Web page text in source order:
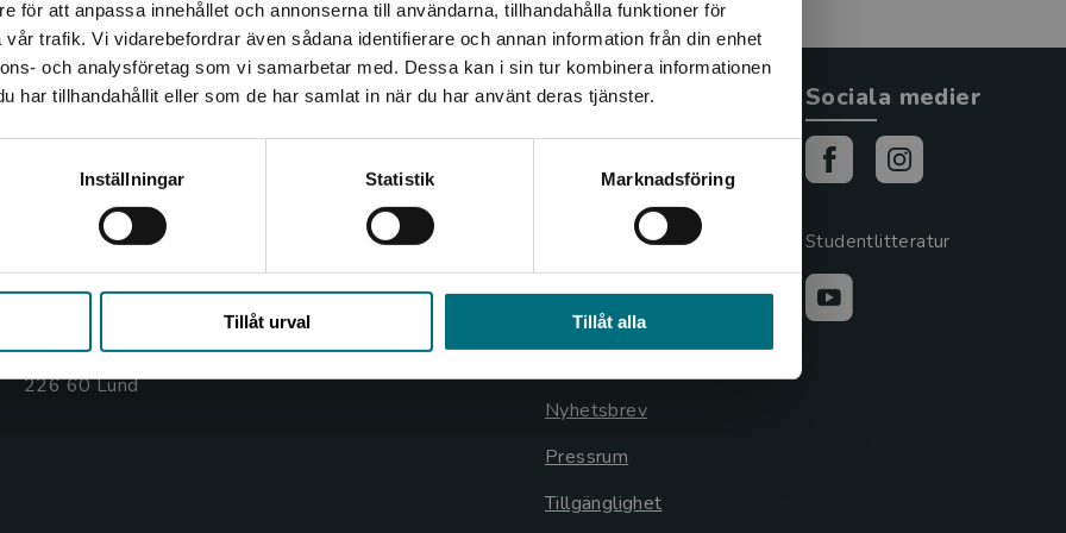
för att anpassa innehållet och annonserna till användarna, tillhandahålla funktioner för
trafik. Vi vidarebefordrar även sådana identifierare och annan information från din enhet
och analysföretag som vi samarbetar med. Dessa kan i sin tur kombinera informationen
har tillhandahållit eller som de har samlat in när du har använt deras tjänster.
Inställningar Statistik Marknadsföring
Tillåt urval Tillåt alla
Det verkar som att du besöker nyponochviljaforlag.se via
en enhet utanför Sverige. Vi erbjuder inte leveranser
utanför Sverige. För att kunna slutföra ett köp måste
leveransadressen vara i Sverige.
Kontakta oss
Box 141
221 00 Lund
Åkergränden 1
226 60 Lund
Kundservice
Frågor och svar
Köpvillkor
Allmänna länkar
Cookieinställningar
GDPR och
personuppgifter
Nyhetsbrev
Pressrum
Tillgänglighet
Sociala medier
Studentlitteratur